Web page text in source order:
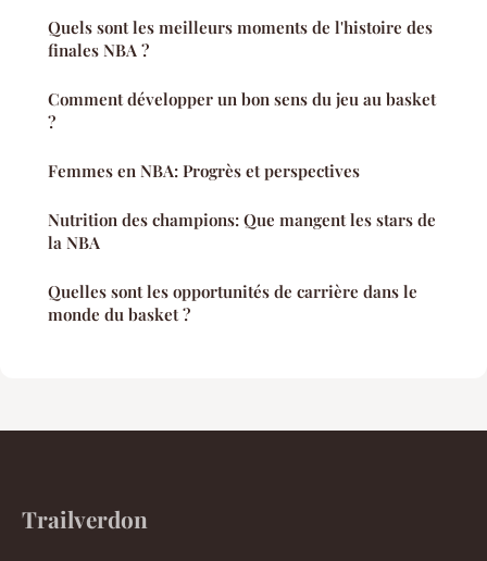
Quels sont les meilleurs moments de l'histoire des
finales NBA ?
Comment développer un bon sens du jeu au basket
?
Femmes en NBA: Progrès et perspectives
Nutrition des champions: Que mangent les stars de
la NBA
Quelles sont les opportunités de carrière dans le
monde du basket ?
Trailverdon